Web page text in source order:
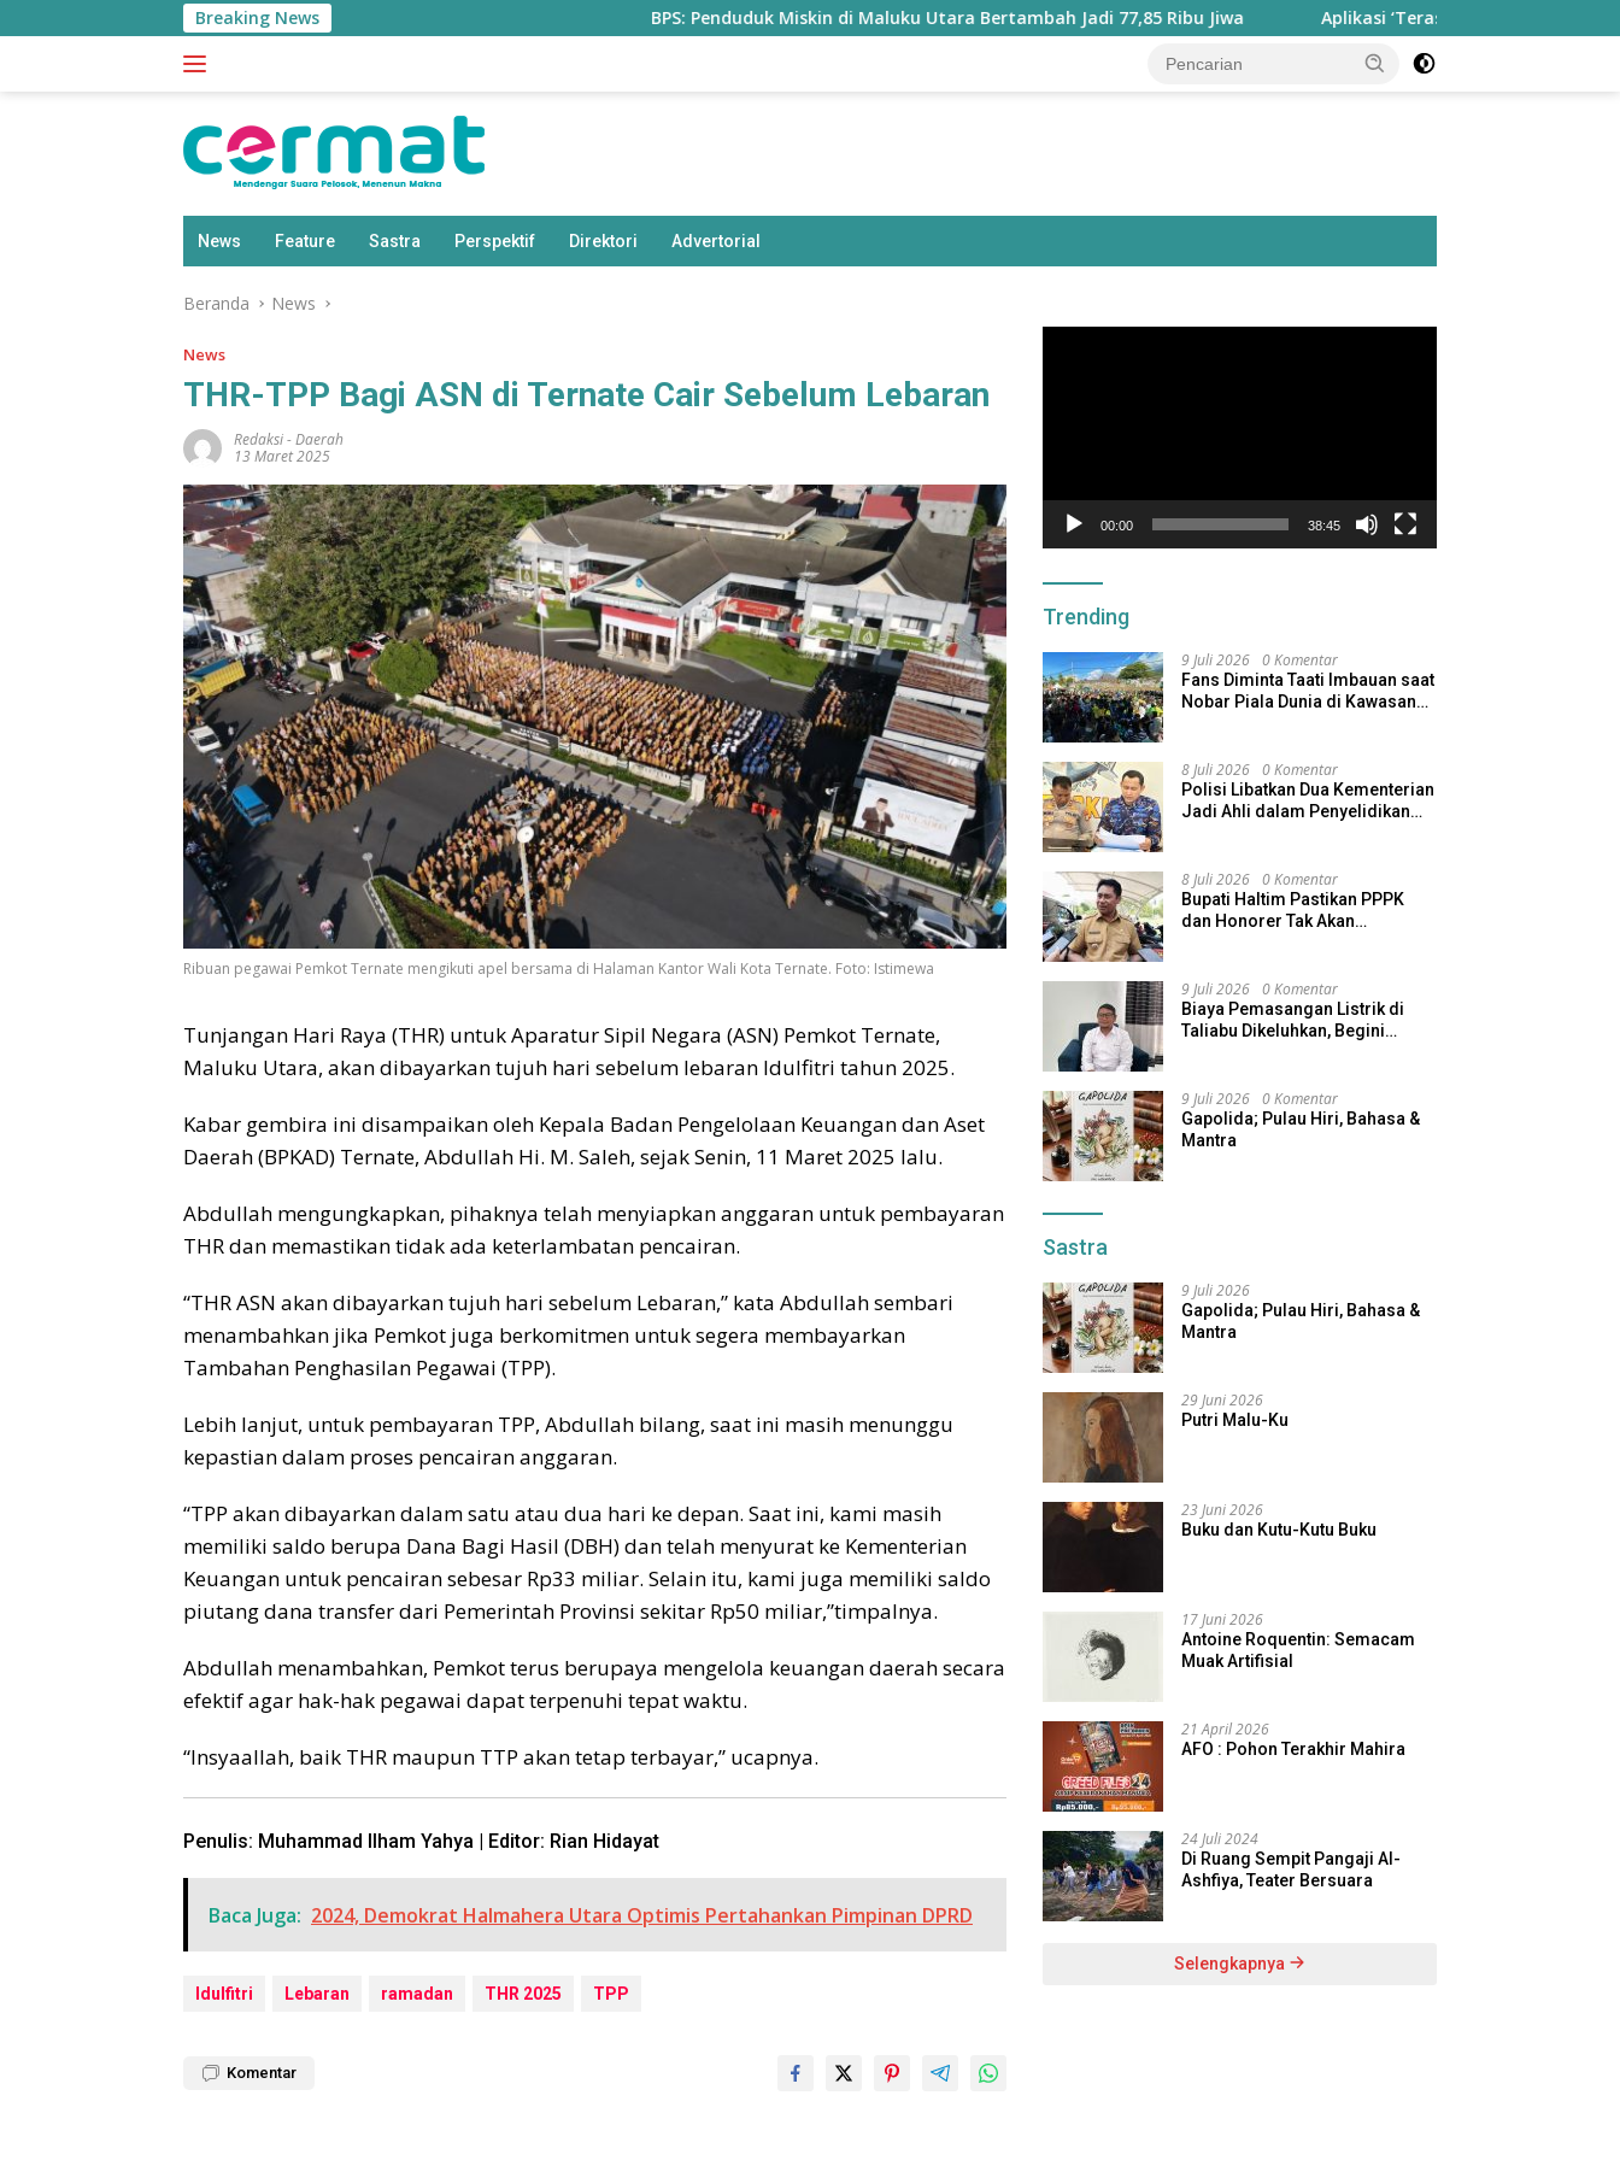
ke
Breaking News BPS: Penduduk Miskin di Maluku Utara Bertambah Jadi 77,85 Ribu Jiwa Aplikasi ‘Teras Pendidikan’ Disiapkan
News Feature Sastra Perspektif Direktori Advertorial
Beranda News
News
THR-TPP Bagi ASN di Ternate Cair Sebelum Lebaran
Redaksi-Daerah
13 Maret 2025
Ribuan pegawai Pemkot Ternate mengikuti apel bersama di Halaman Kantor Wali Kota Ternate. Foto: Istimewa
Tunjangan Hari Raya (THR) untuk Aparatur Sipil Negara (ASN) Pemkot Ternate,
Maluku Utara, akan dibayarkan tujuh hari sebelum lebaran Idulfitri tahun 2025.
Kabar gembira ini disampaikan oleh Kepala Badan Pengelolaan Keuangan dan Aset
Daerah (BPKAD) Ternate, Abdullah Hi. M. Saleh, sejak Senin, 11 Maret 2025 lalu.
Abdullah mengungkapkan, pihaknya telah menyiapkan anggaran untuk pembayaran
THR dan memastikan tidak ada keterlambatan pencairan.
“THR ASN akan dibayarkan tujuh hari sebelum Lebaran,” kata Abdullah sembari
menambahkan jika Pemkot juga berkomitmen untuk segera membayarkan
Tambahan Penghasilan Pegawai (TPP).
Lebih lanjut, untuk pembayaran TPP, Abdullah bilang, saat ini masih menunggu
kepastian dalam proses pencairan anggaran.
“TPP akan dibayarkan dalam satu atau dua hari ke depan. Saat ini, kami masih
memiliki saldo berupa Dana Bagi Hasil (DBH) dan telah menyurat ke Kementerian
Keuangan untuk pencairan sebesar Rp33 miliar. Selain itu, kami juga memiliki saldo
piutang dana transfer dari Pemerintah Provinsi sekitar Rp50 miliar,”timpalnya.
Abdullah menambahkan, Pemkot terus berupaya mengelola keuangan daerah secara
efektif agar hak-hak pegawai dapat terpenuhi tepat waktu.
“Insyaallah, baik THR maupun TTP akan tetap terbayar,” ucapnya.
Penulis: Muhammad Ilham Yahya | Editor: Rian Hidayat
Baca Juga: 2024, Demokrat Halmahera Utara Optimis Pertahankan Pimpinan DPRD
Idulfitri Lebaran ramadan THR 2025 TPP
Komentar
00:00 38:45
Trending
9 Juli 2026 0 Komentar
Fans Diminta Taati Imbauan saat
Nobar Piala Dunia di Kawasan
8 Juli 2026 0 Komentar
Polisi Libatkan Dua Kementerian
Jadi Ahli dalam Penyelidikan
8 Juli 2026 0 Komentar
Bupati Haltim Pastikan PPPK
dan Honorer Tak Akan
9 Juli 2026 0 Komentar
Biaya Pemasangan Listrik di
Taliabu Dikeluhkan, Begini
9 Juli 2026 0 Komentar
Gapolida; Pulau Hiri, Bahasa &
Mantra
Sastra
9 Juli 2026
Gapolida; Pulau Hiri, Bahasa &
Mantra
29 Juni 2026
Putri Malu-Ku
23 Juni 2026
Buku dan Kutu-Kutu Buku
17 Juni 2026
Antoine Roquentin: Semacam
Muak Artifisial
21 April 2026
AFO : Pohon Terakhir Mahira
24 Juli 2024
Di Ruang Sempit Pangaji Al-
Ashfiya, Teater Bersuara
Selengkapnya